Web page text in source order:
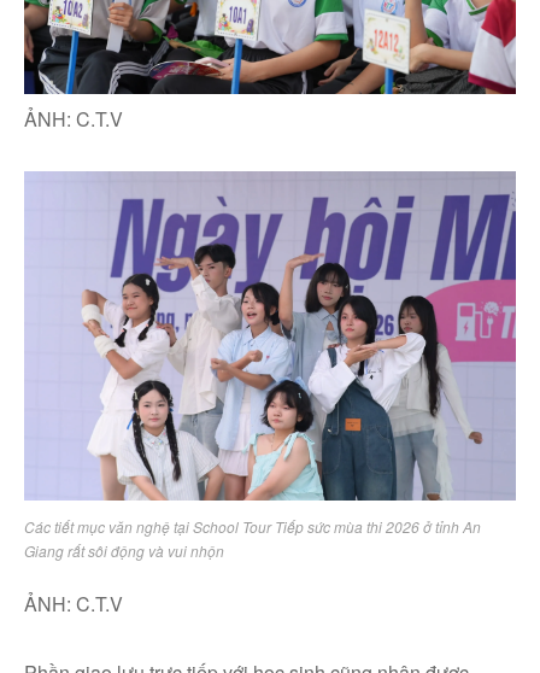
ẢNH: C.T.V
Các tiết mục văn nghệ tại School Tour Tiếp sức mùa thi 2026 ở tỉnh An
Giang rất sôi động và vui nhộn
ẢNH: C.T.V